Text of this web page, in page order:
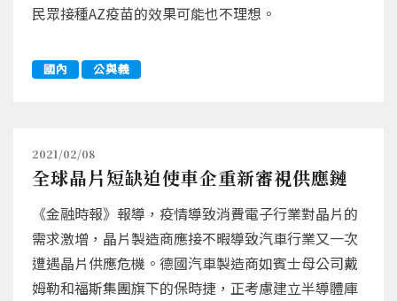
民眾接種AZ疫苗的效果可能也不理想。
國內 公與義
2021/02/08
全球晶片短缺迫使車企重新審視供應鏈
《金融時報》報導，疫情導致消費電子行業對晶片的
需求激增，晶片製造商應接不暇導致汽車行業又一次
遭遇晶片供應危機。德國汽車製造商如賓士母公司戴
姆勒和福斯集團旗下的保時捷，正考慮建立半導體庫